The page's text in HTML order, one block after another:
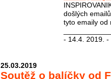
došlých
tyto emaily od
- 14.4. 2019. -
25.03.2019
Soutěž o balíčky od